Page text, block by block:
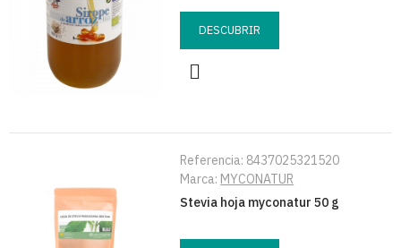
DESCUBRIR
Referencia: 8437025321520
Marca: MYCONATUR
Stevia hoja myconatur 50 g